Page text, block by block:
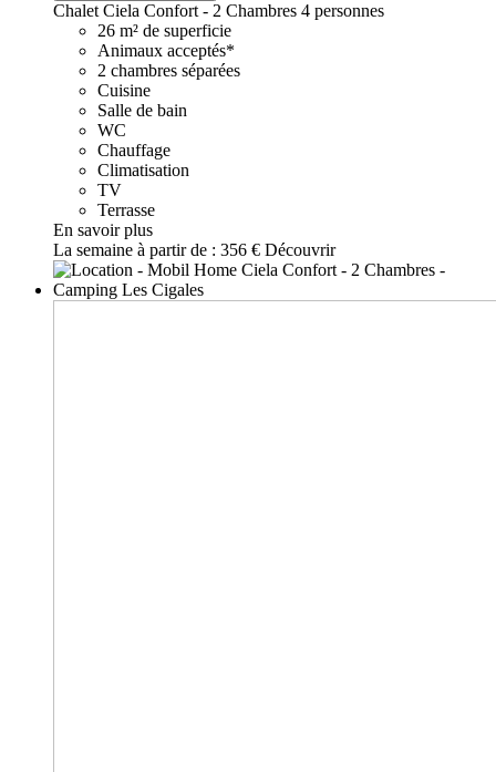
Chalet Ciela Confort - 2 Chambres 4 personnes
26 m² de superficie
Animaux acceptés*
2 chambres séparées
Cuisine
Salle de bain
WC
Chauffage
Climatisation
TV
Terrasse
En savoir plus
La semaine à partir de : 356 € Découvrir